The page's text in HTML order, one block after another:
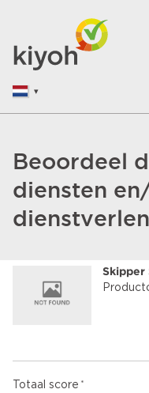
Beoordeel
diensten
Skipper
Totaal score